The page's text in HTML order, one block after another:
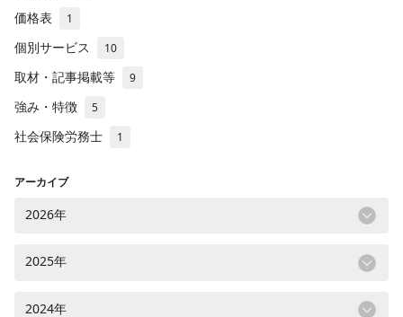
価格表 1
個別サービス 10
取材・記事掲載等 9
強み・特徴 5
社会保険労務士 1
アーカイブ
2026年
2025年
2024年